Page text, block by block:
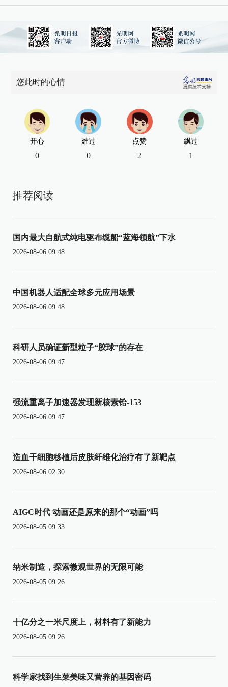
您此时的心情
开心
0
难过
0
点赞
2
飘过
1
推荐阅读
国内最大自航式纯电驱布缆船“蓝海领航”下水
2026-08-06 09:48
中国机器人适配全球多元应用场景
2026-08-06 09:48
科研人员确证新型粒子“胶球”的存在
2026-08-06 09:47
强流重离子加速器发现新核素铪-153
2026-08-06 09:47
造血干细胞移植后皮肤纤维化治疗有了新靶点
2026-08-06 02:30
AIGC时代 动画还是原来的那个“动画”吗
2026-08-05 09:33
纳米制造，探索微观世界的无限可能
2026-08-05 09:26
十亿分之一米尺度上，材料有了新能力
2026-08-05 09:26
科学家找到生菜美味又营养的基因密码